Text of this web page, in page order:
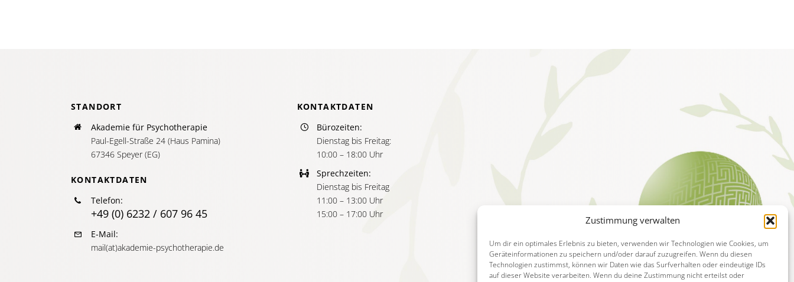
Zustimmung verwalten
Um dir ein optimales Erlebnis zu bieten, verwenden wir Technologien wie Cookies, um
Geräteinformationen zu speichern und/oder darauf zuzugreifen. Wenn du diesen
Technologien zustimmst, können wir Daten wie das Surfverhalten oder eindeutige IDs
auf dieser Website verarbeiten. Wenn du deine Zustimmung nicht erteilst oder
STANDORT
Akademie für Psychotherapie
Paul-Egell-Straße 24 (Haus Pamina)
67346 Speyer (EG)
KONTAKTDATEN
Telefon:
+49 (0) 6232 / 607 96 45
E-Mail:
mail(at)akademie-psychotherapie.de
KONTAKTDATEN
Bürozeiten:
Dienstag bis Freitag:
10:00 – 18:00 Uhr
Sprechzeiten:
Dienstag bis Freitag
11:00 – 13:00 Uhr
15:00 – 17:00 Uhr